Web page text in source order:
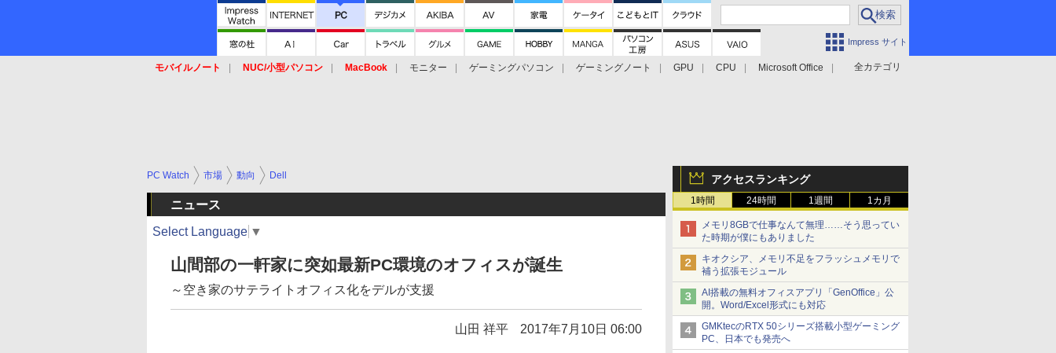
Impress サイト
全カテゴリ
モバイルノート NUC/小型パソコン MacBook モニター ゲーミングパソコン ゲーミングノート GPU CPU
Microsoft Office
アクセスランキング
1時間 24時間 1週間 1カ月
メモリ8GBで仕事なんて無理……そう思ってい
た時期が僕にもありました
キオクシア、メモリ不足をフラッシュメモリで
補う拡張モジュール
AI搭載の無料オフィスアプリ「GenOffice」公
開。Word/Excel形式にも対応
GMKtecのRTX 50シリーズ搭載小型ゲーミング
PC、日本でも発売へ
PC Watch 市場 動向 Dell
ニュース
Select Language ▼
山間部の一軒家に突如最新PC環境のオフィスが誕生
～空き家のサテライトオフィス化をデルが支援
山田 祥平 2017年7月10日 06:00